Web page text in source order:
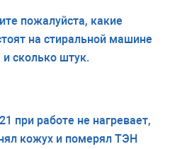
пожалуйста, какие
на стиральной машине
и сколько штук.
при работе не нагревает,
кожух и померял ТЭН